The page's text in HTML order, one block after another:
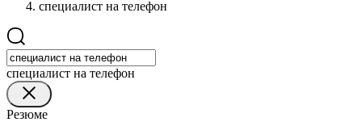
специалист на телефон
специалист на телефон
Резюме